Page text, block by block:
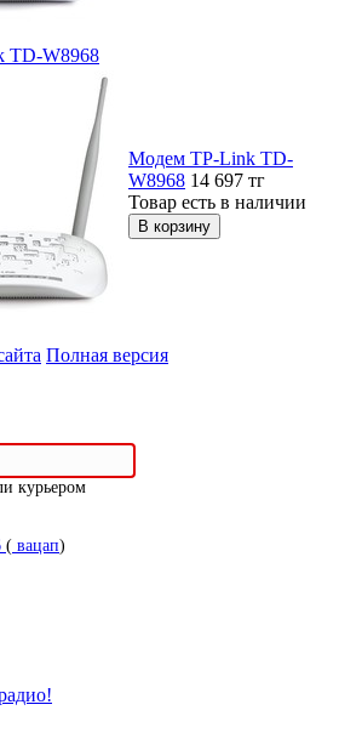
TD-W8968
Модем TP-Link TD-
W8968 14 697 тг
Товар есть в наличии
Полная версия
курьером
( вацап)